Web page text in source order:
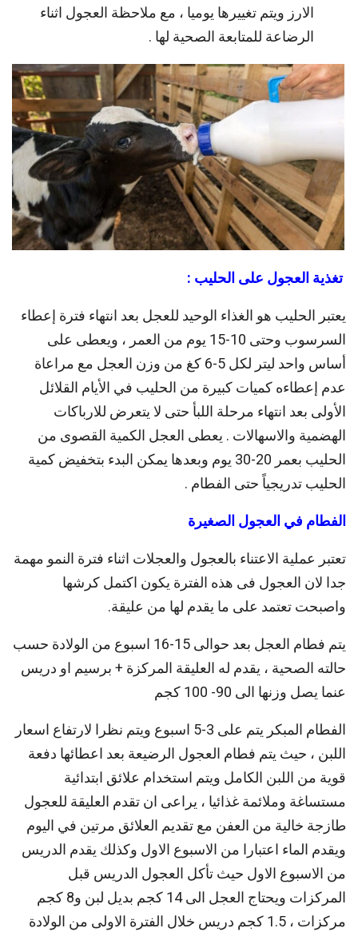
الارز ويتم تغييرها يوميا ، مع ملاحظة العجول اثناء
الرضاعة للمتابعة الصحية لها .
تغذية العجول على الحليب :
يعتبر الحليب هو الغذاء الوحيد للعجل بعد انتهاء فترة إعطاء
السرسوب وحتى 10-15 يوم من العمر ، ويعطى على
أساس واحد ليتر لكل 5-6 كغ من وزن العجل مع مراعاة
عدم إعطاءه كميات كبيرة من الحليب في الأيام القلائل
الأولى بعد انتهاء مرحلة اللبأ حتى لا يتعرض للارباكات
الهضمية والاسهالات . يعطى العجل الكمية القصوى من
الحليب بعمر 20-30 يوم وبعدها يمكن البدء بتخفيض كمية
الحليب تدريجياً حتى الفطام .
الفطام في العجول الصغيرة
تعتبر عملية الاعتناء بالعجول والعجلات اثناء فترة النمو مهمة
جدا لان العجول فى هذه الفترة يكون اكتمل كرشها
واصبحت تعتمد على ما يقدم لها من عليقة.
يتم فطام العجل بعد حوالى 15-16 اسبوع من الولادة حسب
حالته الصحية ، يقدم له العليقة المركزة + برسيم او دريس
عنما يصل وزنها الى 90- 100 كجم
الفطام المبكر يتم على 3-5 اسبوع ويتم نظرا لارتفاع اسعار
اللبن ، حيث يتم فطام العجول الرضيعة بعد اعطائها دفعة
قوية من اللبن الكامل ويتم استخدام علائق ابتدائية
مستساغة وملائمة غذائيا ، يراعى ان تقدم العليقة للعجول
طازجة خالية من العفن مع تقديم العلائق مرتين في اليوم
ويقدم الماء اعتبارا من الاسبوع الاول وكذلك يقدم الدريس
من الاسبوع الاول حيث تأكل العجول الدريس قبل
المركزات ويحتاج العجل الى 14 كجم بديل لبن و8 كجم
مركزات ، 1.5 كجم دريس خلال الفترة الاولى من الولادة